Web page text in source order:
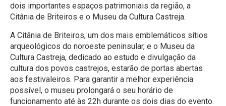
dois importantes espaços patrimoniais da região, a
Citânia de Briteiros e o Museu da Cultura Castreja.
A Citânia de Briteiros, um dos mais emblemáticos sítios
arqueológicos do noroeste peninsular, e o Museu da
Cultura Castreja, dedicado ao estudo e divulgação da
cultura dos povos castrejos, estarão de portas abertas
aos festivaleiros. Para garantir a melhor experiência
possível, o museu prolongará o seu horário de
funcionamento até às 22h durante os dois dias do evento.